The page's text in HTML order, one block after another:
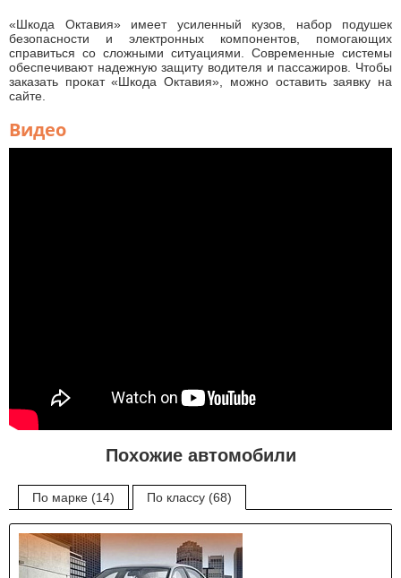
«Шкода Октавия» имеет усиленный кузов, набор подушек
безопасности и электронных компонентов, помогающих
справиться со сложными ситуациями. Современные системы
обеспечивают надежную защиту водителя и пассажиров. Чтобы
заказать прокат «Шкода Октавия», можно оставить заявку на
сайте.
Видео
Похожие автомобили
По марке (14) По классу (68)